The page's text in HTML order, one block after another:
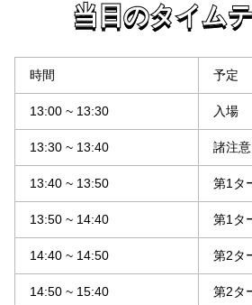
当日のタイム
当日のタイム
時間 予定
13:00 ~ 13:30 入場
13:30 ~ 13:40 諸注意
13:40 ~ 13:50 第1タ
13:50 ~ 14:40 第1タ
14:40 ~ 14:50 第2タ
14:50 ~ 15:40 第2タ